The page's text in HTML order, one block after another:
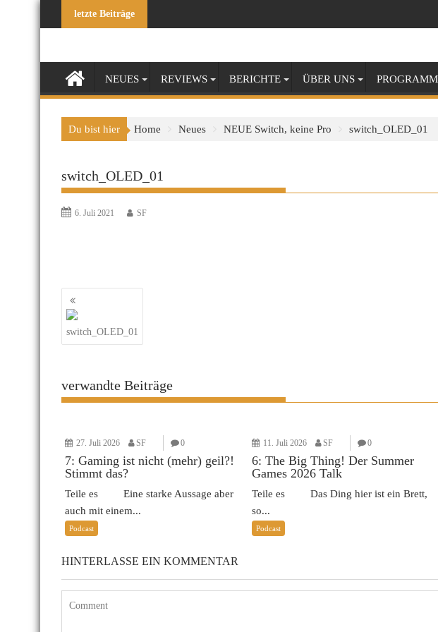
letzte Beiträge
NEUES REVIEWS BERICHTE ÜBER UNS PROGRAMM
Du bist hier Home Neues NEUE Switch, keine Pro switch_OLED_01
switch_OLED_01
6. Juli 2021 SF
Beitragsnavigation
switch_OLED_01
verwandte Beiträge
27. Juli 2026 SF 0
7: Gaming ist nicht (mehr) geil?!
Stimmt das?
Teile es Eine starke Aussage aber
auch mit einem...
Podcast
11. Juli 2026 SF 0
6: The Big Thing! Der Summer
Games 2026 Talk
Teile es Das Ding hier ist ein Brett,
so...
Podcast
HINTERLASSE EIN KOMMENTAR